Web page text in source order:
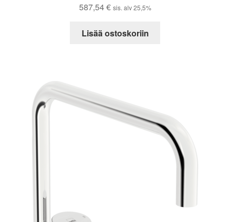
587,54€ sis. alv 25,5%
Lisää ostoskoriin